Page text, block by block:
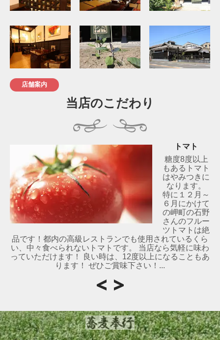
店舗案内
当店のこだわり
トマト
糖度8度以上
もあるトマト
はやみつきに
なります。
特に１２月～
６月にかけて
の岬町の石野
さんのフルー
ツトマトは絶
品です！都内の高級レストランでも使用されているくら
い、中々食べられないトマトです。 当店なら気軽に味わ
っていただけます！ 良い時は、12度以上になることもあ
ります！ ぜひご賞味下さい！...